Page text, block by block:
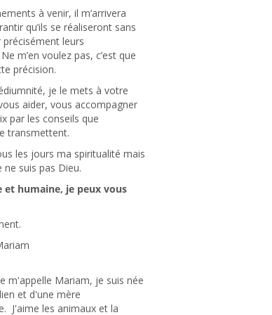
à venir, il m’arrivera
qu’ils se réaliseront sans
leurs
m’en voulez pas, c’est que
précision.
je le mets à votre
aider, vous accompagner
par les conseils que
transmettent.
les jours ma spiritualité mais
ne suis pas Dieu.
et humaine, je peux vous
m'appelle Mariam, je suis née
et d'une mère
J'aime les animaux et la